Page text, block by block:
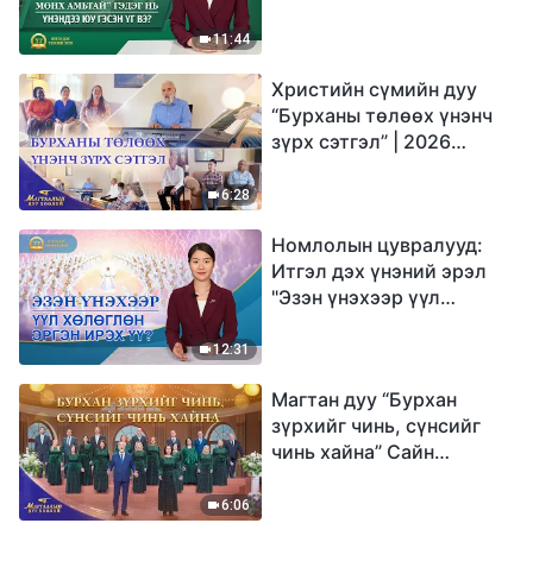
11:44
6:28
Христийн сүмийн дуу
“Бурханы төлөөх үнэнч
зүрх сэтгэл” | 2026
12:31
Номлолын цувралууд:
Итгэл дэх үнэний эрэл
"Эзэн үнэхээр үүл
6:06
Магтан дуу “Бурхан
зүрхийг чинь, сүнсийг
чинь хайна” Сайн